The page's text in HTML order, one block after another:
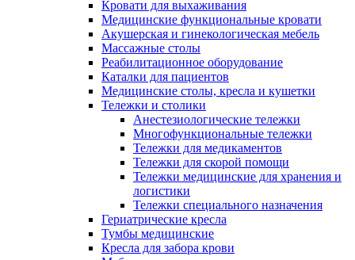
Кровати для выхаживания
Медицинские функциональные кровати
Акушерская и гинекологическая мебель
Массажные столы
Реабилитационное оборудование
Каталки для пациентов
Медицинские столы, кресла и кушетки
Тележки и столики
Анестезиологические тележки
Многофункциональные тележки
Тележки для медикаментов
Тележки для скорой помощи
Тележки медицинские для хранения и
логистики
Тележки специального назначения
Гериатрические кресла
Тумбы медицинские
Кресла для забора крови